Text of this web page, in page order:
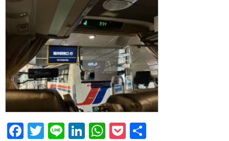
F
T
Li
Li
W P